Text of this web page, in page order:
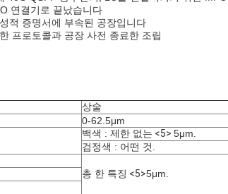
연결기로 끝났습니다
적 증명서에 부속된 공장입니다
프로토콜과 공장 사전 종료한 조립
상술
0-62.5μm
백색 : 제한 없는 <5> 5μm.
검정색 : 어떤 것.
총 한 특징 <5>5μm.